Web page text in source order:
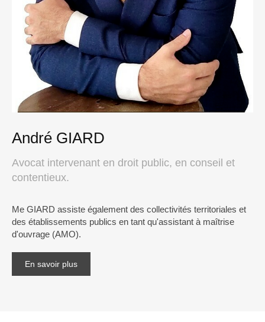
André GIARD
Avocat intervenant en droit public, en conseil et
contentieux.
Me GIARD assiste également des collectivités territoriales et
des établissements publics en tant qu'assistant à maîtrise
d'ouvrage (AMO).
En savoir plus